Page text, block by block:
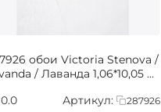
обои Victoria Stenova /
/ Лаванда 1,06*10,05 м
0.0
Артикул: 287926